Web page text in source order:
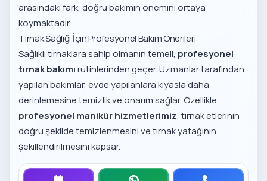
arasındaki fark, doğru bakımın önemini ortaya
koymaktadır.
Tırnak Sağlığı İçin Profesyonel Bakım Önerileri
Sağlıklı tırnaklara sahip olmanın temeli, profesyonel
tırnak bakımırutinlerinden geçer. Uzmanlar tarafından
yapılan bakımlar, evde yapılanlara kıyasla daha
derinlemesine temizlik ve onarım sağlar. Özellikle
profesyonel manikür hizmetlerimiz, tırnak etlerinin
doğru şekilde temizlenmesini ve tırnak yatağının
şekillendirilmesini kapsar.